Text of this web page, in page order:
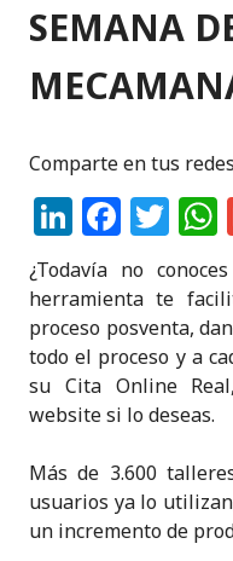
n o
o
k
SEMANA
Comparte en tus redes
Li
n
k
e
dI
n
F
a
c
e
b
o
k
T
w
it
te
r
h
p
¿Todavía no
herramienta te
proceso posventa,
todo el proceso y a
su Cita Online
website si lo deseas.
Más de 3.600
usuarios ya lo
un incremento de